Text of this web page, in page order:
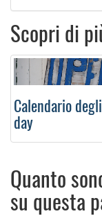
Scopri di
Calendario
day
Quanto
su questa